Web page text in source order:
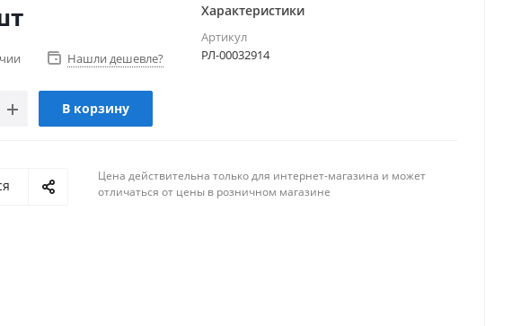
Нашли дешевле?
В корзину
Характеристики
Артикул
РЛ-00032914
Цена действительна только для интернет-магазина и может
отличаться от цены в розничном магазине